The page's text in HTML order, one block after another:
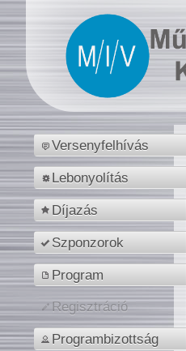
Versenyfelhívás
Lebonyolítás
Díjazás
Szponzorok
Program
Regisztráció
Programbizottság